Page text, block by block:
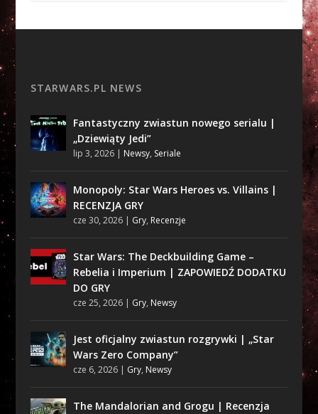
STARWARS.PL NEWS
Fantastyczny zwiastun nowego serialu |
„Dziewiąty Jedi”
lip 3, 2026| Newsy, Seriale
Monopoly: Star Wars Heroes vs. Villains |
RECENZJA GRY
cze 30, 2026| Gry, Recenzje
Star Wars: The Deckbuilding Game –
Rebelia i Imperium | ZAPOWIEDŹ DODATKU
DO GRY
cze 25, 2026| Gry, Newsy
Jest oficjalny zwiastun rozgrywki | „Star
Wars Zero Company”
cze 6, 2026| Gry, Newsy
The Mandalorian and Grogu | Recenzja